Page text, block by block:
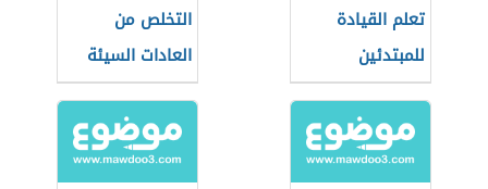
تعلم القيادة
للمبتدئين
التخلص من
العادات السيئة